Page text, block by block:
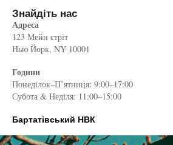
Знайдіть нас
Адреса
123 Мейн стріт
Нью Йорк, NY 10001
Години
Понеділок–П’ятниця: 9:00–17:00
Субота & Неділя: 11:00–15:00
Бартатівський НВК